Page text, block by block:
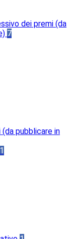
dei premi (da
7
pubblicare in
1